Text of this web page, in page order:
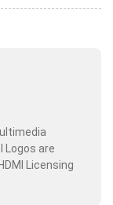
Logos are
Licensing